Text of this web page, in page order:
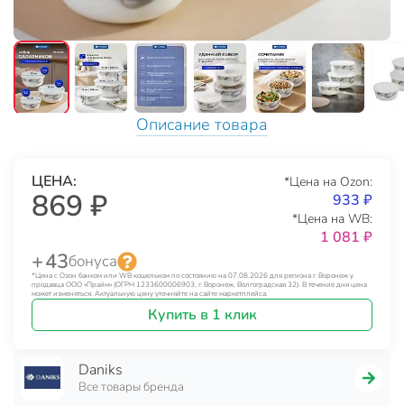
Описание товара
ЦЕНА:
869 ₽
*Цена на Ozon:
933 ₽
*Цена на WB:
1 081 ₽
+ 43бонуса
*Цена с Озон банком или WB кошельком по состоянию на 07.08.2026 для региона г. Воронеж у
продавца ООО «Прайм» (ОГРН 1233600006903, г. Воронеж, Волгоградская 32). В течение дня цена
может изменяться. Актуальную цену уточняйте на сайте маркетплейса.
Купить в 1 клик
Daniks
Все товары бренда